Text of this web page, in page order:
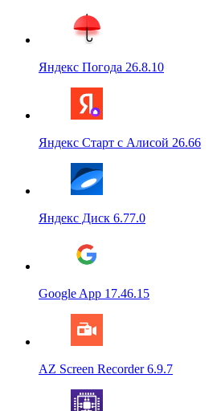
Яндекс Погода 26.8.10
Яндекс Старт с Алисой 26.66
Яндекс Диск 6.77.0
Google App 17.46.15
AZ Screen Recorder 6.9.7